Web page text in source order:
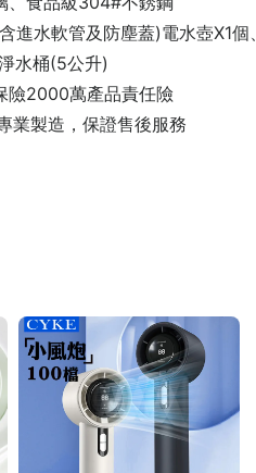
水軟管及防塵蓋)電水壺X1個
桶(5公升)
險2000萬產品責任險
業製造，保證售後服務